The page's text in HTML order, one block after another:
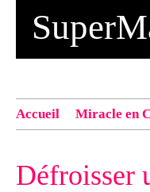
Accueil Miracle en
exemple : "Bonnet
Défroisser